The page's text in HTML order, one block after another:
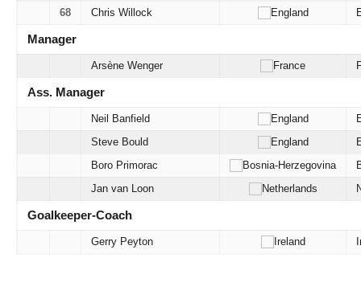
68
Chris Willock
Manager
Arsène Wenger
Ass. Manager
Neil Banfield
Steve Bould
Boro Primorac
Jan van Loon
Goalkeeper-Coach
Gerry Peyton